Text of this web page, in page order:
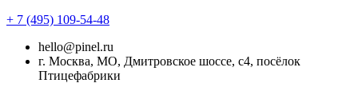
+ 7 (495) 109-54-48
hello@pinel.ru
г. Москва, МО, Дмитровское шоссе, с4, посёлок
Птицефабрики